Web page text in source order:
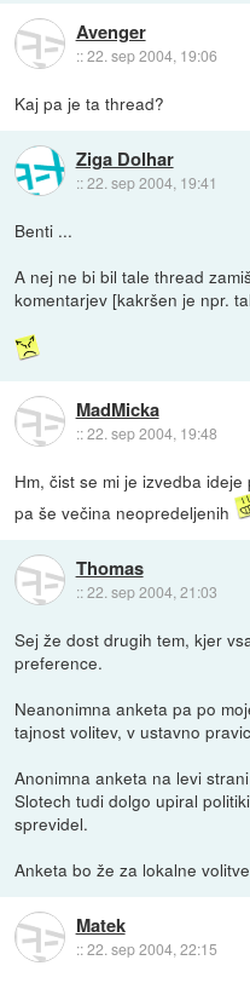
Avenger
::22. sep 2004, 19:06
Kaj pa je ta thread?
Ziga Dolhar
::22. sep 2004, 19:41
Benti ...
A nej ne bi bil tale thread
komentarjev [kakršen je npr.
MadMicka
::22. sep 2004, 19:48
Hm, čist se mi je izvedba
pa še večina neopredeljenih
Thomas
::22. sep 2004, 21:03
Sej že dost drugih tem, kjer
preference.
Neanonimna anketa pa po
tajnost volitev, v ustavno
Anonimna anketa na levi
Slotech tudi dolgo upiral
sprevidel.
Anketa bo že za lokalne
Matek
::22. sep 2004, 22:15